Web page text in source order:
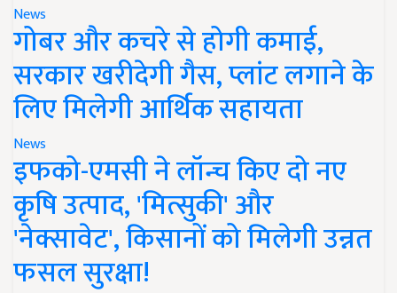
News
गोबर और कचरे से होगी कमाई,
सरकार खरीदेगी गैस, प्लांट लगाने के
लिए मिलेगी आर्थिक सहायता
News
इफको-एमसी ने लॉन्च किए दो नए
कृषि उत्पाद, 'मित्सुकी' और
'नेक्सावेट', किसानों को मिलेगी उन्नत
फसल सुरक्षा!